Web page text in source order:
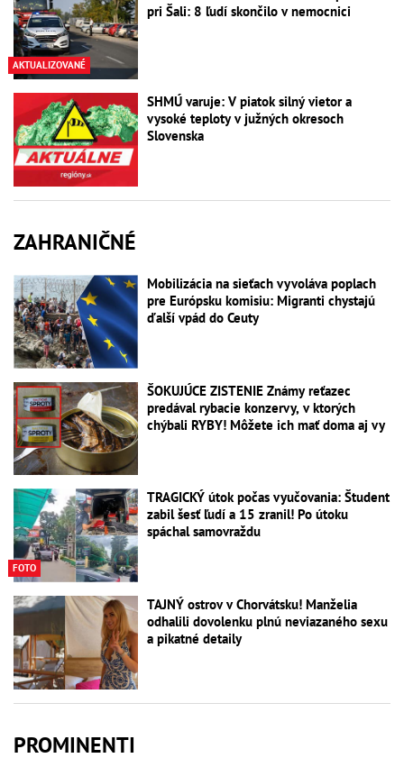
AKTUALIZOVANÉ
pri Šali: 8 ľudí skončilo v nemocnici
SHMÚ varuje: V piatok silný vietor a
vysoké teploty v južných okresoch
Slovenska
ZAHRANIČNÉ
Mobilizácia na sieťach vyvoláva poplach
pre Európsku komisiu: Migranti chystajú
ďalší vpád do Ceuty
ŠOKUJÚCE ZISTENIE Známy reťazec
predával rybacie konzervy, v ktorých
chýbali RYBY! Môžete ich mať doma aj vy
FOTO
TRAGICKÝ útok počas vyučovania: Študent
zabil šesť ľudí a 15 zranil! Po útoku
spáchal samovraždu
TAJNÝ ostrov v Chorvátsku! Manželia
odhalili dovolenku plnú neviazaného sexu
a pikatné detaily
PROMINENTI